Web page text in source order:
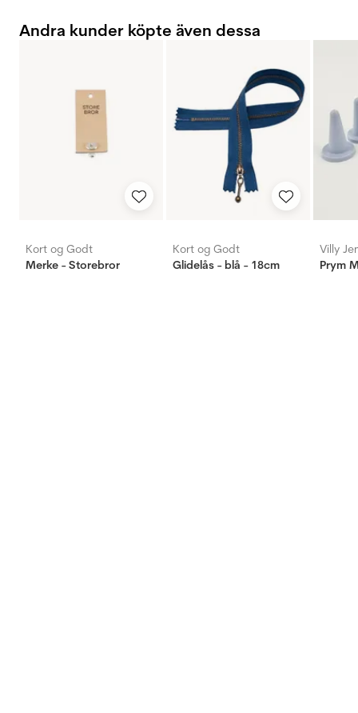
Andra kunder köpte även dessa
Kort og Godt
Merke - Storebror
Kort og Godt
Glidelås - blå - 18cm
Villy
Prym